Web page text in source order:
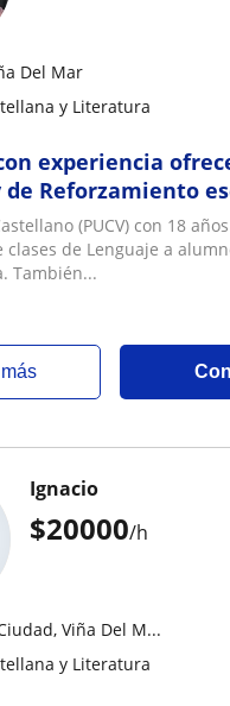
Del Mar
y Literatura
experiencia
de Reforzamiento
(PUCV) con 18
clases de Lenguaje a
También...
más
$20000/h
Ignacio
Viña Del M...
y Literatura